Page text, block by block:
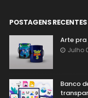
POSTAGENS RECENTES
Arte pra
Julho
Banco